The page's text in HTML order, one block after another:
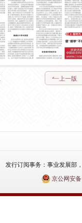
上一版
发行订阅事务：事业发展部
京公网安备